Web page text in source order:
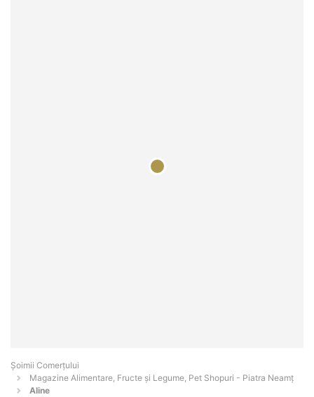
Șoimii Comerțului
Magazine Alimentare, Fructe și Legume, Pet Shopuri - Piatra Neamţ
Aline